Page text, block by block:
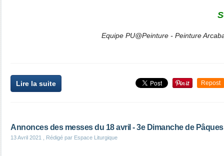
Equipe PU@Peinture - Peinture
Lire la suite Repost
Annonces des messes du 18 avril - 3e Dimanche de Pâques
13 Avril 2021 , Rédigé par Espace Liturgique